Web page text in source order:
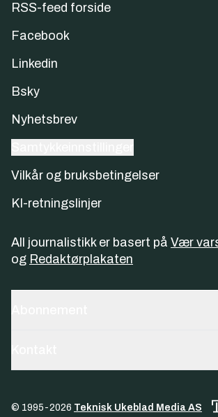
RSS-feed forside
Facebook
Linkedin
Bsky
Nyhetsbrev
Vilkår og bruksbetingelser
KI-retningslinjer
All journalistikk er basert på Vær
og Redaktørplakaten
© 1995-2026 Teknisk Ukeblad Media AS